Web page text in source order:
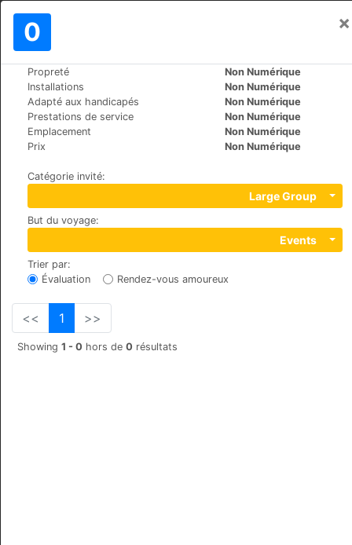
0 ×
Propreté
Non Numérique
Installations
Non Numérique
Adapté aux handicapés
Non Numérique
Prestations de service
Non Numérique
Emplacement
Non Numérique
Prix
Non Numérique
Catégorie invité:
Large Group
But du voyage:
Events
Trier par:
Évaluation
Rendez-vous amoureux
<< 1 >>
Showing 1 - 0 hors de 0 résultats
Le Monde>
Villa Paloma
Str. General Rodimtsev 4, 030041